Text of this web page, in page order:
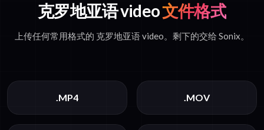
克罗地亚语 video文件格式
上传任何常用格式的 克罗地亚语 video。剩下的交给 Sonix。
.MP4 .MOV